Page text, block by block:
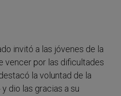
invitó a las jóvenes de la
vencer por las dificultades
la voluntad de la
dio las gracias a su